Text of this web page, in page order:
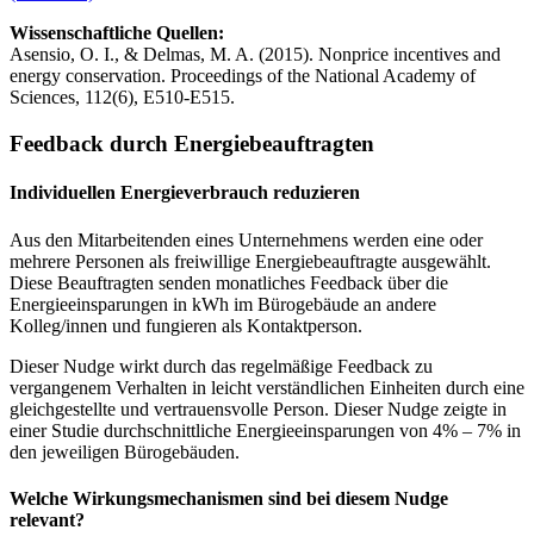
Wissenschaftliche Quellen:
Asensio, O. I., & Delmas, M. A. (2015). Nonprice incentives and
energy conservation. Proceedings of the National Academy of
Sciences, 112(6), E510-E515.
Feedback durch Energiebeauftragten
Individuellen Energieverbrauch reduzieren
Aus den Mitarbeitenden eines Unternehmens werden eine oder
mehrere Personen als freiwillige Energiebeauftragte ausgewählt.
Diese Beauftragten senden monatliches Feedback über die
Energieeinsparungen in kWh im Bürogebäude an andere
Kolleg/innen und fungieren als Kontaktperson.
Dieser Nudge wirkt durch das regelmäßige Feedback zu
vergangenem Verhalten in leicht verständlichen Einheiten durch eine
gleichgestellte und vertrauensvolle Person. Dieser Nudge zeigte in
einer Studie durchschnittliche Energieeinsparungen von 4% – 7% in
den jeweiligen Bürogebäuden.
Welche Wirkungsmechanismen sind bei diesem Nudge
relevant?